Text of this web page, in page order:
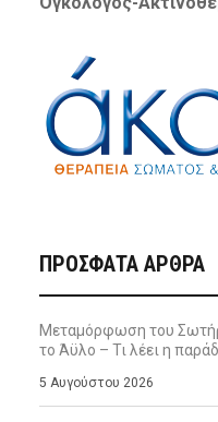
ΠΡΌΣΦΑΤΑ ΆΡΘΡΑ
Μεταμόρφωση του
το Άϋλο – Τι λέει η
5 Αυγούστου 2026